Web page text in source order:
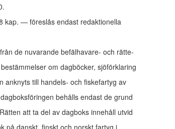
kap. — föreslås endast redaktionella
de nuvarande befälhavare- och rätte-
om dagböcker, sjöförklaring
anknyts till handels- och fiskefartyg av
behålls endast de grund­
att ta del av dagboks innehåll utvid­
på danskt, finskt och norskt fartyg i